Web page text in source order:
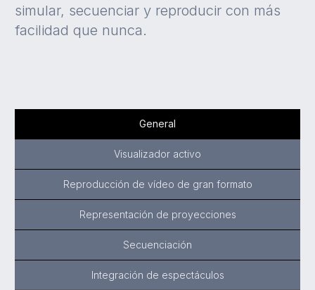
simular, secuenciar y reproducir con más
facilidad que nunca.
General
Visualizador activo
Reproducción de vídeo de gran formato
Representación de proyecciones
Secuenciación
Integración de espectáculos